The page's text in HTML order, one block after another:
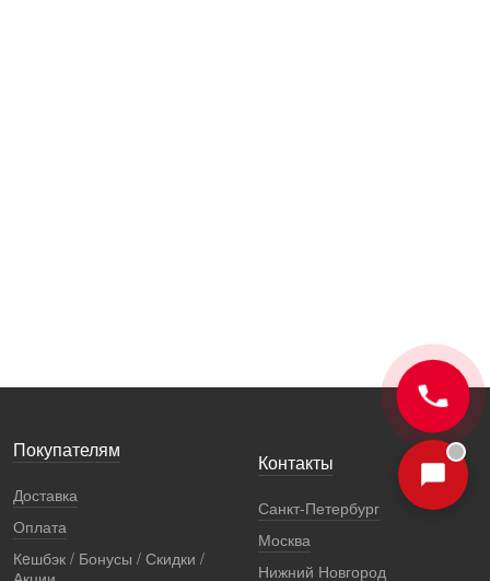
Покупателям
Доставка
Оплата
Кeшбэк / Бонусы / Скидки /
Контакты
Санкт-Петербург
Москва
Нижний Новгород